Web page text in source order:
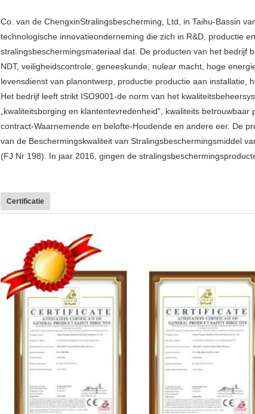
Co. van de ChengxinStralingsbescherming, Ltd, in Taihu-Bassin
technologische innovatieonderneming die zich in R&D, productie
stralingsbeschermingsmateriaal dat. De producten van het bedrijf
NDT, veiligheidscontrole, geneeskunde, nulear macht, hoge
levensdienst van planontwerp, productie productie aan installatie,
Het bedrijf leeft strikt ISO9001-de norm van het
„kwaliteitsborging en klantentevredenheid“, kwaliteits
contract-Waarnemende en belofte-Houdende en andere eer. De
van de Beschermingskwaliteit van Stralingsbeschermingsmiddel
(FJ Nr 198). In jaar 2016, gingen de
Certificatie